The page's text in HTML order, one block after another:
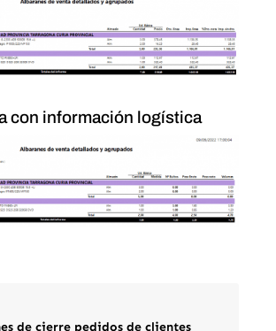
con información logística
de cierre pedidos de clientes